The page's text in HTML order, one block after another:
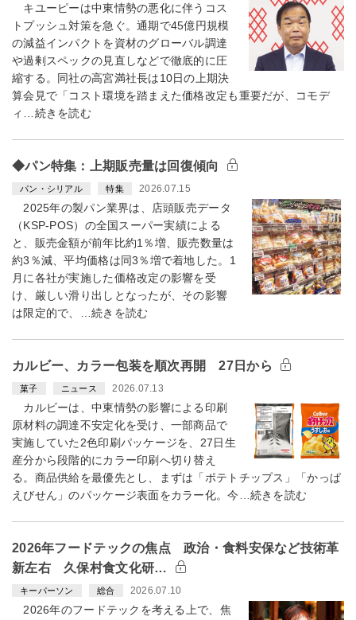
キユーピーは中東情勢の悪化に伴うコス
トプッシュ対策を急ぐ。通期で45億円規模
の減益インパクトを資材のグローバル調達
や過剰スペックの見直しなどで徹底的に圧
縮する。同社の高宮満社長は10日の上期決
算会見で「コスト環境を踏まえた価格改定も重要だが、コモデ
ィ…続きを読む
◆パン特集：上期販売量は回復傾向
パン・シリアル 特集 2026.07.15
2025年の製パン業界は、店頭販売データ
（KSP-POS）の全国スーパー実績による
と、販売金額が前年比約1％増、販売数量は
約3％減、平均価格は同3％増で着地した。1
月に各社が実施した価格改定の影響を受
け、厳しい滑り出しとなったが、その影響
は限定的で、…続きを読む
カルビー、カラー包装を順次再開 27日から
菓子 ニュース 2026.07.13
カルビーは、中東情勢の影響による印刷
原材料の調達不安定化を受け、一部商品で
実施していた2色印刷パッケージを、27日生
産分から段階的にカラー印刷へ切り替え
る。商品供給を最優先とし、まずは「ポテトチップス」「かっぱ
えびせん」のパッケージ表面をカラー化。今…続きを読む
2026年フードテックの焦点 政治・食料安保など技術革
新左右 久保村食文化研…
キーパーソン 総合 2026.07.10
2026年のフードテックを考える上で、焦